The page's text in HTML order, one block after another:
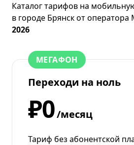
Каталог тарифов на
в городе Брянск отоператора
2026
МЕГАФОН
Переходи на ноль
₽0/месяц
Тариф без абонентской